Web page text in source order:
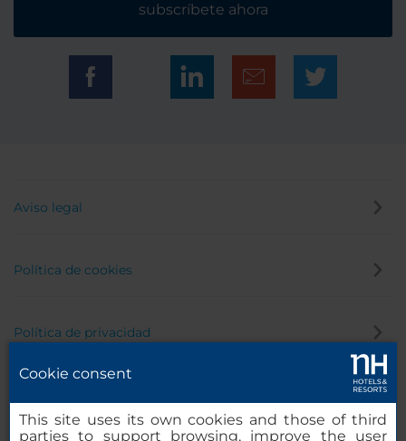
subscríbete ahora
Aviso legal
Política de cookies
Política de privacidad
Cookie consent
This site uses its own cookies and those of third
parties to support browsing, improve the user